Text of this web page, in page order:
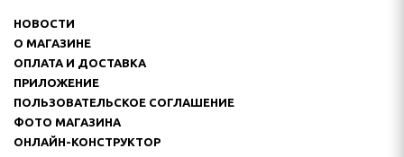
НОВОСТИ
О МАГАЗИНЕ
ОПЛАТА И ДОСТАВКА
ПРИЛОЖЕНИЕ
ПОЛЬЗОВАТЕЛЬСКОЕ СОГЛАШЕНИЕ
ФОТО МАГАЗИНА
ОНЛАЙН-КОНСТРУКТОР